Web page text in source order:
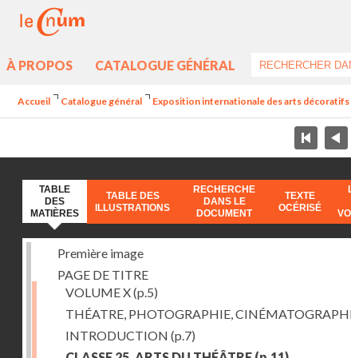
À PROPOS CATALOGUE GÉNÉRAL
Accueil Catalogue général Exposition internationale des arts décoratifs
TABLE
DES
MATIÈRES
TABLE DES
ILLUSTRATIONS
RECHERCHE
DANS LE
DOCUMENT
TEXTE
OCÉRISÉ
Première image
PAGE DE TITRE
VOLUME X(p.5)
THÉATRE, PHOTOGRAPHIE,
INTRODUCTION (p.7)